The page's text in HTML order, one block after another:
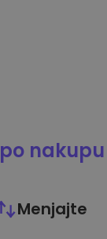
po nakupu
Menjajte